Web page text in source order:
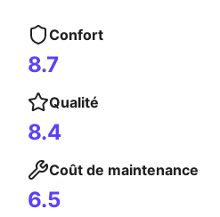
Confort
8.7
Qualité
8.4
Coût de maintenance
6.5